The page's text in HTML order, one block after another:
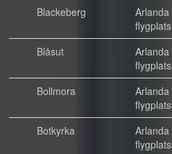
Blackeberg
Arlanda
flygplats
Blåsut
Arlanda
flygplats
Bollmora
Arlanda
flygplats
Botkyrka
Arlanda
flygplats